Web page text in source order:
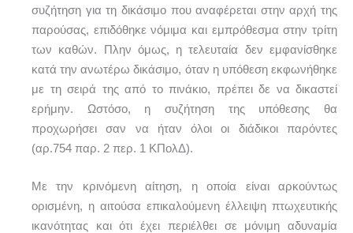
συζήτηση για τη δικάσιμο που αναφέρεται στην αρχή της
παρούσας, επιδόθηκε νόμιμα και εμπρόθεσμα στην τρίτη
των καθών. Πλην όμως, η τελευταία δεν εμφανίσθηκε
κατά την ανωτέρω δικάσιμο, όταν η υπόθεση εκφωνήθηκε
με τη σειρά της από το πινάκιο, πρέπει δε να δικαστεί
ερήμην. Ωστόσο, η συζήτηση της υπόθεσης θα
προχωρήσει σαν να ήταν όλοι οι διάδικοι παρόντες
(αρ.754 παρ. 2 περ. 1 ΚΠολΔ).
Με την κρινόμενη αίτηση, η οποία είναι αρκούντως
ορισμένη, η αιτούσα επικαλούμενη έλλειψη πτωχευτικής
ικανότητας και ότι έχει περιέλθει σε μόνιμη αδυναμία